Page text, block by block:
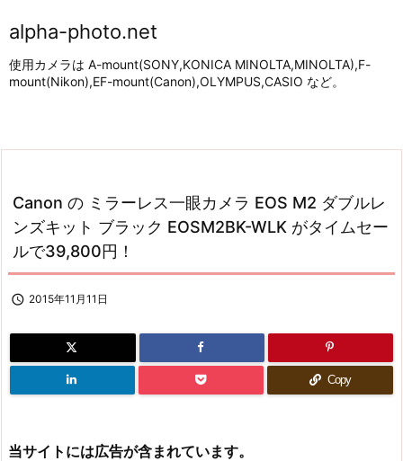
alpha-photo.net
使用カメラは A-mount(SONY,KONICA MINOLTA,MINOLTA),F-
mount(Nikon),EF-mount(Canon),OLYMPUS,CASIO など。
Canon の ミラーレス一眼カメラ EOS M2 ダブルレ
ンズキット ブラック EOSM2BK-WLK がタイムセー
ルで39,800円！
 2015年11月11日
Copy
当サイトには広告が含まれています。